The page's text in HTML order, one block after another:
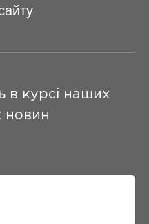
в курсі наших
новин